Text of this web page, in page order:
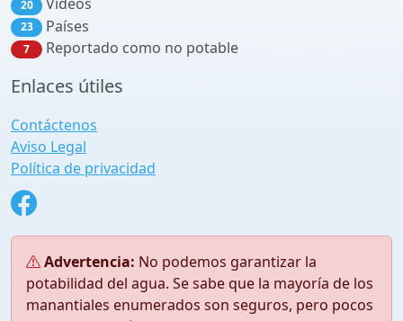
20 Vídeos
23 Países
7 Reportado como no potable
Enlaces útiles
Contáctenos
Aviso Legal
Política de privacidad
Advertencia: No podemos garantizar la
potabilidad del agua. Se sabe que la mayoría de los
manantiales enumerados son seguros, pero pocos